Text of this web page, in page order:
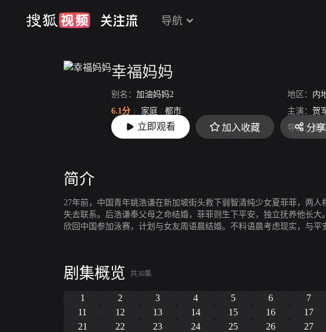
导航
幸福妈妈
别名： 加油妈妈2 地区： 内
6.1分
家庭 / 都市 主演： 贺
上映： 2012 导演：张
立即观看 加入收藏 分享
简介
27年前，中国青年姚浩谦在新加坡街头救下弱智清纯少女夏菲菲，两
失去联系。后浩谦奉父母之命结婚，菲菲则生下平安，独立抚养他长大
欣回中国参加泳赛，计划与女友周语晨结婚。不料语晨考虑现实，与
终于确认彼此情意，携手同心面对挑战，勇敢走向未来。
剧集概览 共30集
1 2 3 4 5 6 7
11
12 13 14 15 16 17
21
22 23 24 25 26 27